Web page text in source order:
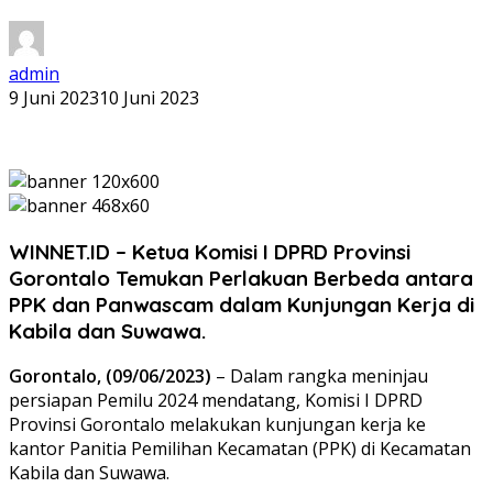
admin
9 Juni 202310 Juni 2023
WINNET.ID – Ketua Komisi I DPRD Provinsi
Gorontalo Temukan Perlakuan Berbeda antara
PPK dan Panwascam dalam Kunjungan Kerja di
Kabila dan Suwawa.
Gorontalo, (09/06/2023) – Dalam rangka meninjau
persiapan Pemilu 2024 mendatang, Komisi I DPRD
Provinsi Gorontalo melakukan kunjungan kerja ke
kantor Panitia Pemilihan Kecamatan (PPK) di Kecamatan
Kabila dan Suwawa.